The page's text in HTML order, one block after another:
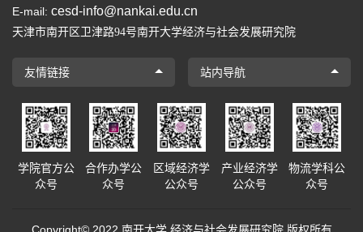
E-mail: cesd-info@nankai.edu.cn
天津市南开区卫津路94号南开大学经济与社会发展研究院
友情链接 站内导航
学院官方公
众号
合作办学公
众号
区域经济学
公众号
产业经济学
公众号
物流学科公
众号